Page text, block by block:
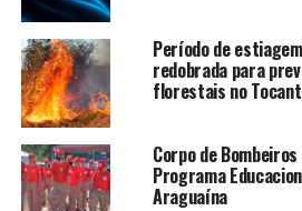
Período de
redobrada para
florestais no
Corpo de
Programa
Araguaína